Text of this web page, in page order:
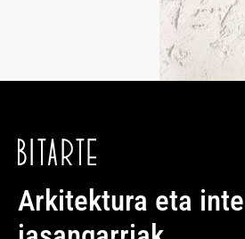
Arkitektura eta